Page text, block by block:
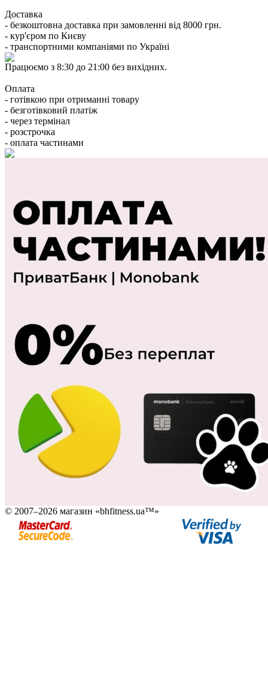
Доставка
- безкоштовна доставка при замовленні від 8000 грн.
- кур'єром по Києву
- транспортними компаніями по Україні
Працюємо з 8:30 до 21:00 без вихідних.
Оплата
- готівкою при отриманні товару
- безготівковий платіж
- через термінал
- розстрочка
- оплата частинами
© 2007–2026 магазин «bhfitness.ua™»